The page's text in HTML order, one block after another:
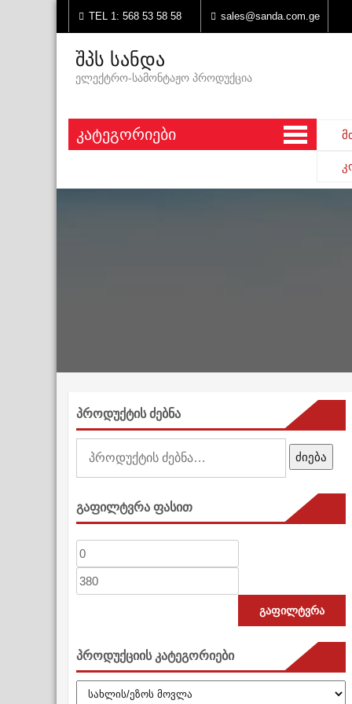
TEL 1: 568 53 58 58 sales@sanda.com.ge
შპს სანდა
ელექტრო-სამონტაჟო პროდუქცია
Კატეგორიები
პროდუქტის ძებნა
ძებნა:
ძიება
გაფილტვრა ფასით
მინიმალური
ფასი
ფასი
გაფილტვრა
პროდუქციის კატეგორიები